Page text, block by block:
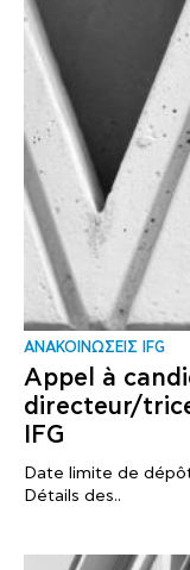
ΑΝΑΚΟΙΝΩΣΕΙΣ IFG
Appel à
directeur/
IFG
Date limite de
Détails des..